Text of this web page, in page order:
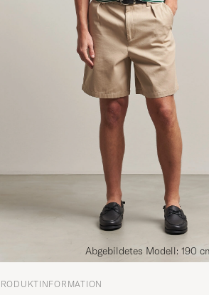
Abgebildetes Modell: 190